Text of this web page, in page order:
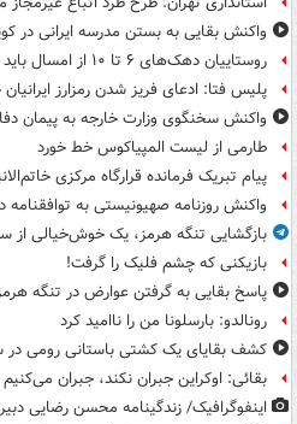
واکنش بقایی به بستن مدرسه ایرانی در
روستاییان دهک‌های ۶ تا ۱۰ از امسال باید حق بیمه بپردازند
پلیس فتا: ادعای فریز شدن رمزارز
واکنش سخنگوی وزارت خارجه به پیمان
طارمی از لیست المپیاکوس خط خورد
پیام تبریک فرمانده قرارگاه مرکزی
واکنش روزنامه صهیونیستی به توافقنامه
بازگشایی تنگه هرمز، یک خوش‌خیالی از
بازیکنی که چشم فلیک را گرفت!
پاسخ بقایی به گرفتن عوارض در تنگه
رونالدو: بارسلونا من را ناامید کرد
کشف بقایای یک کشتی باستانی رومی در
بقائی: اوکراین جبران نکند، جبران می‌کنیم
اینفوگرافیک/ زندگینامه محسن رضایی